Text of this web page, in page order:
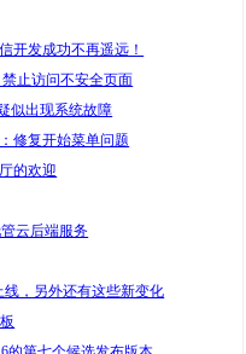
开发成功不再遥远！
止访问不安全页面
似出现系统故障
修复开始菜单问题
的欢迎
管云后端服务
线，另外还有这些新变化